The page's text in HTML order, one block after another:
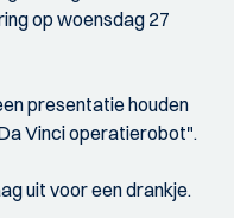
op woensdag 27
presentatie houden
Vinci operatierobot".
uit voor een drankje.